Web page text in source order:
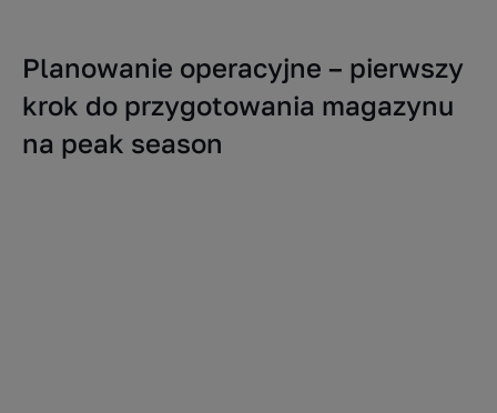
Planowanie operacyjne – pierwszy
krok do przygotowania magazynu
na peak season